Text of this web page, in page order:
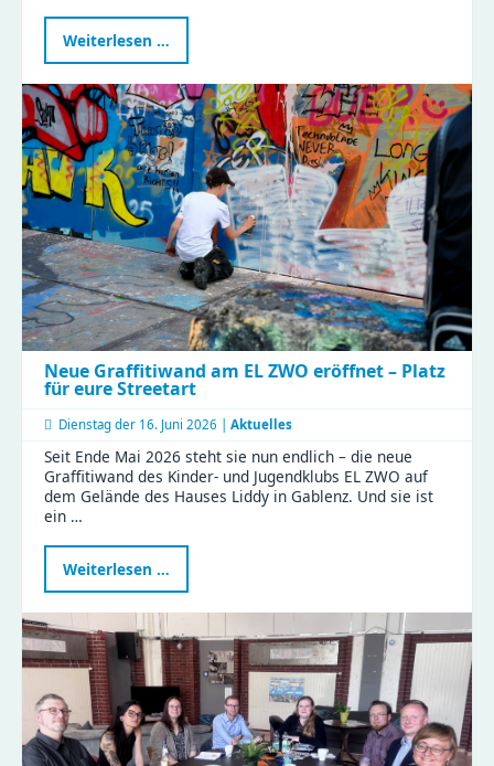
Weiterlesen …
2026
im
Haus
Liddy
Neue Graffitiwand am EL ZWO eröffnet – Platz
für eure Streetart
Dienstag der 16. Juni 2026 | Aktuelles
Seit Ende Mai 2026 steht sie nun endlich – die neue
Graffitiwand des Kinder- und Jugendklubs EL ZWO auf
dem Gelände des Hauses Liddy in Gablenz. Und sie ist
ein …
Weiterlesen …
Graffitiwand
am
ZWO
eröffnet
–
Platz
für
eure